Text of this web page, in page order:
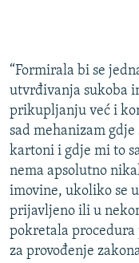
“Formirala bi se
utvrđivanja sukoba
prikupljanju već i
sad mehanizam
kartoni i gdje mi to
nema apsolutno
imovine, ukoliko se
prijavljeno ili u
pokretala
za provođenje